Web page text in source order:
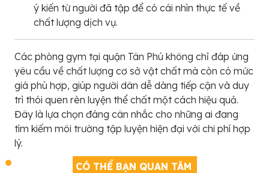
ý kiến từ người đã tập để có cái nhìn thực tế về
chất lượng dịch vụ.
Các phòng gym tại quận Tân Phú không chỉ đáp ứng
yêu cầu về chất lượng cơ sở vật chất mà còn có mức
giá phù hợp, giúp người dân dễ dàng tiếp cận và duy
trì thói quen rèn luyện thể chất một cách hiệu quả.
Đây là lựa chọn đáng cân nhắc cho những ai đang
tìm kiếm môi trường tập luyện hiện đại với chi phí hợp
lý.
CÓ THỂ BẠN QUAN TÂM